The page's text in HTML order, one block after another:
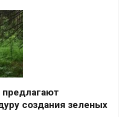
создания зеленых